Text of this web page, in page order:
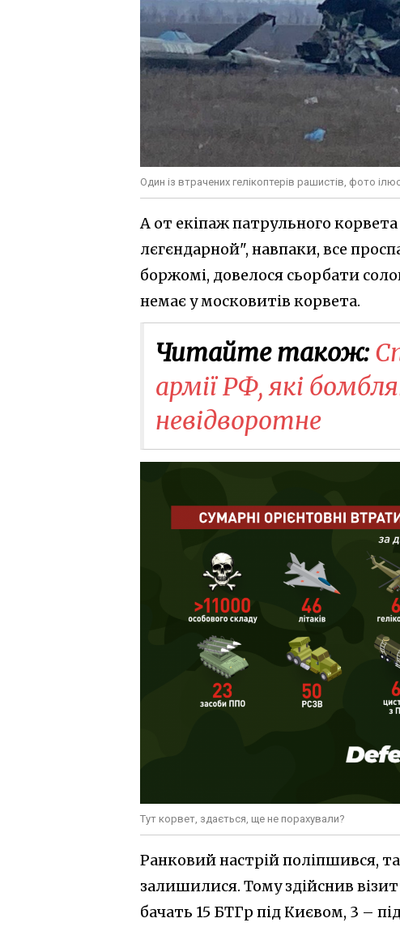
Один із втрачених гелікоптерів рашистів, фото
А от екіпаж патрульного
лєгєндарной", навпаки, все
боржомі, довелося сьорбати
немає у московитів корвета.
Читайте також:
армії РФ, які
невідворотне
Тут корвет, здається, ще не порахували?
Ранковий настрій поліпшився,
залишилися. Тому здійснив
бачать 15 БТГр під Києвом, 3 –